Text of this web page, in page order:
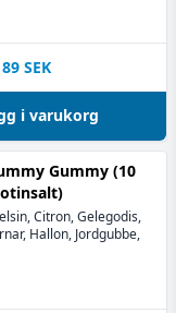
89 SEK
i varukorg
Gummy (10
Citron, Gelegodis,
Hallon, Jordgubbe,